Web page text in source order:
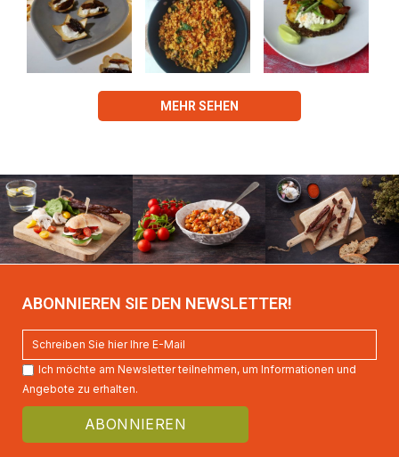
MEHR SEHEN
ABONNIEREN SIE DEN NEWSLETTER!
Ich möchte am Newsletter teilnehmen, um Informationen und
Angebote zu erhalten.